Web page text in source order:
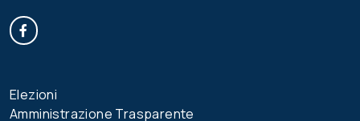
Elezioni
Amministrazione Trasparente